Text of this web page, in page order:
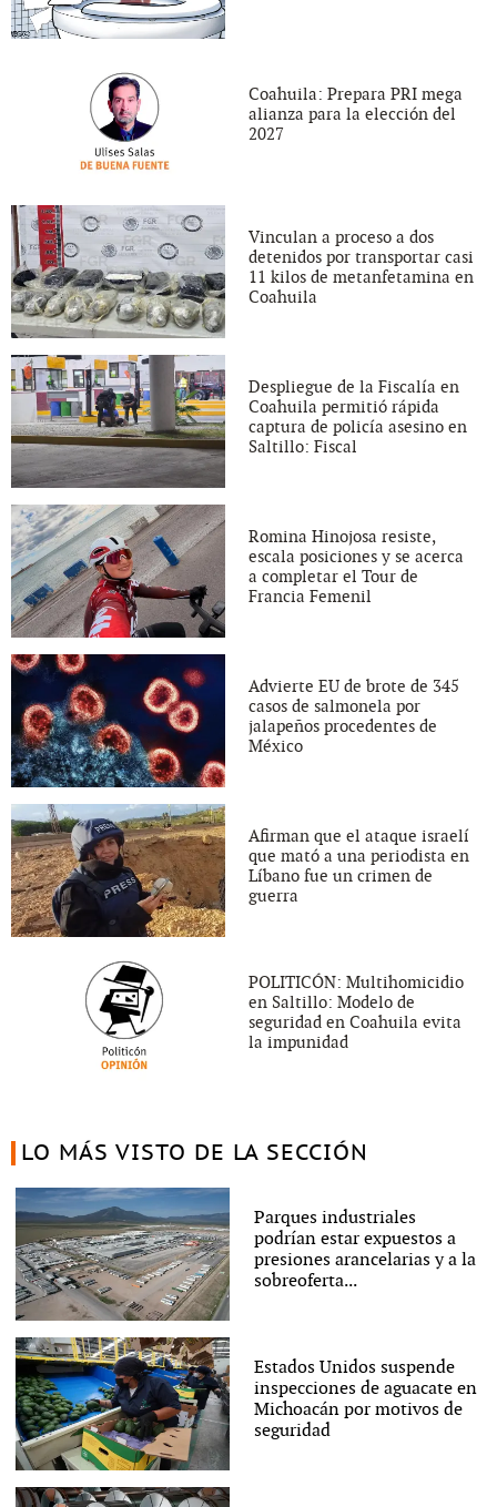
Coahuila: Prepara PRI mega
alianza para la elección del
2027
Vinculan a proceso a dos
detenidos por transportar casi
11 kilos de metanfetamina en
Coahuila
Despliegue de la Fiscalía en
Coahuila permitió rápida
captura de policía asesino en
Saltillo: Fiscal
Romina Hinojosa resiste,
escala posiciones y se acerca
a completar el Tour de
Francia Femenil
Advierte EU de brote de 345
casos de salmonela por
jalapeños procedentes de
México
Afirman que el ataque israelí
que mató a una periodista en
Líbano fue un crimen de
guerra
POLITICÓN: Multihomicidio
en Saltillo: Modelo de
seguridad en Coahuila evita
la impunidad
LO MÁS VISTO DE LA SECCIÓN
Parques industriales
podrían estar expuestos a
presiones arancelarias y a la
sobreoferta...
Estados Unidos suspende
inspecciones de aguacate en
Michoacán por motivos de
seguridad